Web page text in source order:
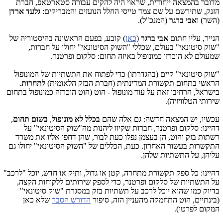
מדובר בהמצאה ייחודית, שראוי היה להקים עבורה סטארטאפ, חברת
הזנק, שתירשם על שם צמד טייסי החלל הנועזים והמבריקים: גלעד ארדן
(השר) ואבי ברגר (המנכ"ל).
הנייר, עליו חתום אבי ברגר (כאן) קובע, בפעם הראשונה בהיסטוריה של
"שוק סיטונאי" בעולם, שכללי "השוק הסיטונאי" יחולו על חברות,
שמעולם לא הוכרזו כמונופול באיזה תחום: סלקום ופרטנר.
"שוק סיטונאי" קיים (בהגדרתו) כדי לפתוח את התשתיות של המונופול
הראשי בתחום תקשורת המדינתית (חברת הבזק הלאומית) לתחרות.
בישראל, הרחיבו זאת על עוד מונופול - הוט (הוט הוכרזה כמונופול בתחום
שירותי הטלוויזיה).
עכשיו, יש המצאה חדשה: גם אלה שהם בכלל לא מונופול, בשום תחום,
דהיינו: סלקום ופרטנר, חברות שקיוו ליהנות מה"שוק הסיטונאי" על
רשתות בזק והוט, הן בעצמן נפלו כעת לבור, שהן דחפו אליו את משרד
התקשרות בעשור האחרון. כעת, הכללים של "השוק הסיטונאי" יחולו גם
עליהן, על התשתיות שלהן.
דהיינו: כל ספק תקשורת מתחרה, קטן או גדול, ותיק או חדש, יוכל "לרכב"
על התשתיות של סלקום ופרטנר, כדי לספק שירותים ללקוחות הקצה,
בדיוק כמו שהוא יוכל לרכב על תשתיות בזק במסגרת "שוק סיטונאי"
(בינתיים, הוט התחמקה מהעניין הזה, סיפור הדורש הסבר שלא כאן
המקום לפרטו).